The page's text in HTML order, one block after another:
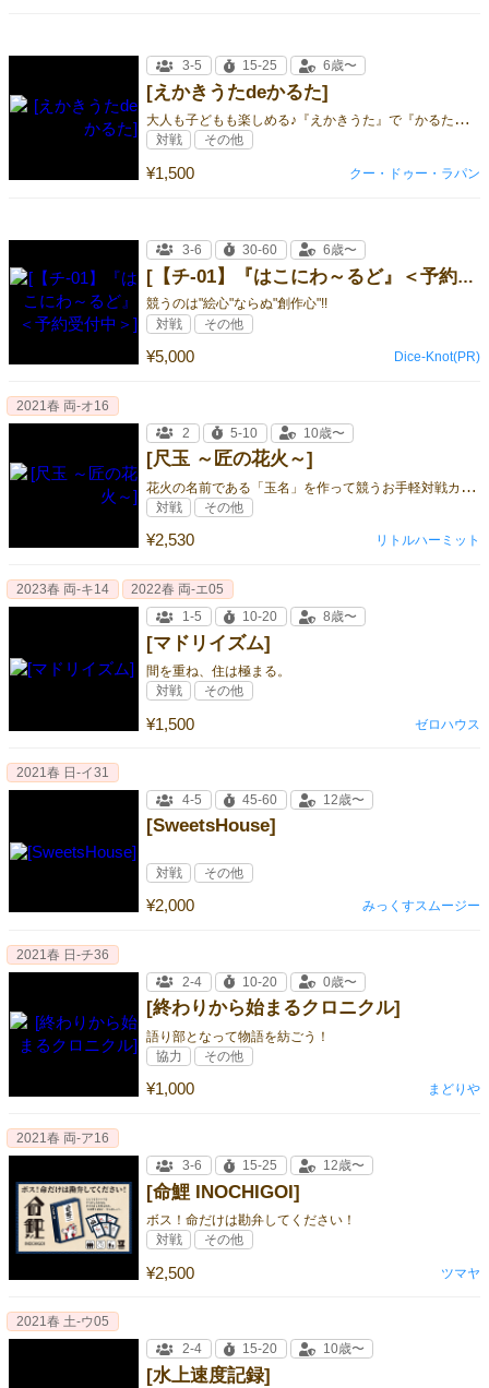
[えかきうたdeかるた]
大
人も子どもも楽しめる♪『えかきうた』で『かるた』を遊ぼう！
¥1,500
3-5 15-25 6歳〜
対戦 その他
クー・ドゥー・ラパン
[【チ-01】『はこにわ～るど』＜予約受付中＞]
競うのは"絵心"ならぬ"創作心"!!
¥5,000
3-6 30-60 6歳〜
対戦 その他
Dice-Knot(PR)
[尺玉 ～匠の花火～]
花
火の名前である「玉名」を作って競うお手軽対戦カードゲーム
¥2,530
2021春 両-オ16
2
5-10 10歳〜
対戦 その他
リトルハーミット
[マドリイズム]
間を重ね、住は極まる。
¥1,500
2023春 両‐キ14
2022春 両-エ05
1-5
10-20 8歳〜
対戦 その他
ゼロハウス
[SweetsHouse]
¥2,000
2021春 日-イ31
4-5
45-60 12歳〜
対戦 その他
みっくすスムージー
[終わりから始まるクロニクル]
語り部となって物語を紡ごう！
¥1,000
2021春 日-チ36
2-4
10-20 0歳〜
協力 その他
まどりや
[命鯉 INOCHIGOI]
ボス！命だけは勘弁してください！
¥2,500
2021春 両-ア16
3-6
15-25 12歳〜
対戦 その他
ツマヤ
[水上速度記録]
2021春 土-ウ05
2-4
15-20 10歳〜